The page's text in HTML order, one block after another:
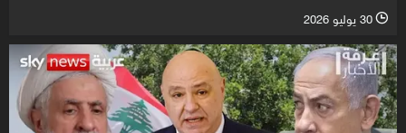
l 30 يوليو 2026